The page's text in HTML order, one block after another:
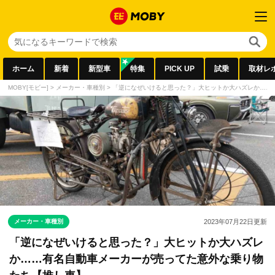
ホーム 新着 新型車 特集 PICK UP 試乗 取材レ
MOBY[モビー] > メーカー・車種別 > 「逆になぜいけると思った？」大ヒットか大ハズレか
メーカー・車種別 2023年07月22日更新
「逆になぜいけると思った？」大ヒットか大ハズレ
か……有名自動車メーカーが売ってた意外な乗り物